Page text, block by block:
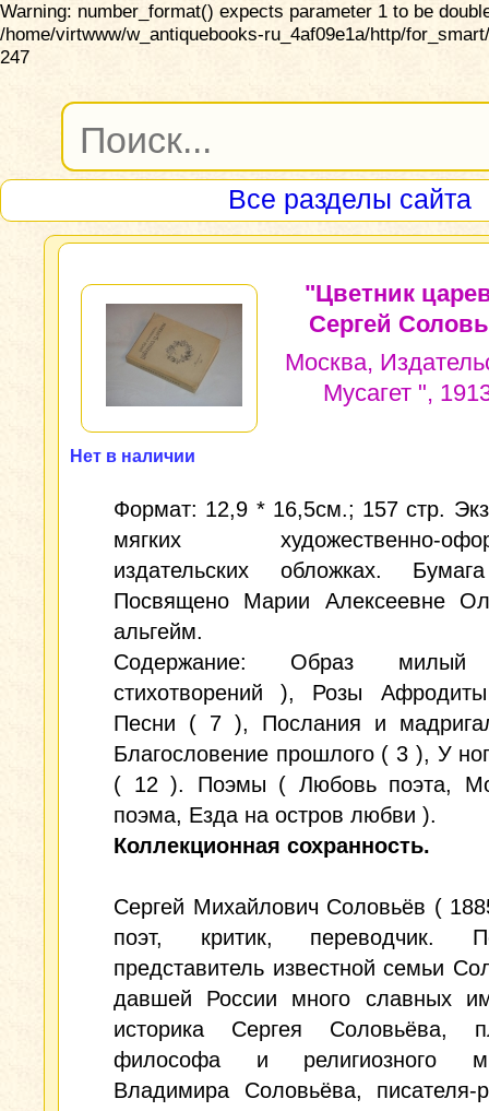
Warning: number_format() expects parameter 1 to be
/home/virtwww/w_antiquebooks-ru_4af09e1a/http/
247
Все разделы сайта
"Цветник
Сергей
Москва,
Мусагет ",
Нет в наличии
Формат: 12,9 * 16,5см.; 157 стр.
мягких художественно-
издательских обложках.
Посвящено Марии Алексеевне
альгейм.
Содержание: Образ
стихотворений ), Розы
Песни ( 7 ), Послания и
Благословение прошлого ( 3 ), У
( 12 ). Поэмы ( Любовь поэта,
поэма, Езда на остров любви ).
Коллекционная сохранность.
Сергей Михайлович Соловьёв (
поэт, критик, переводчик.
представитель известной семьи
давшей России много славных
историка Сергея Соловьёва,
философа и религиозного
Владимира Соловьёва, писателя-